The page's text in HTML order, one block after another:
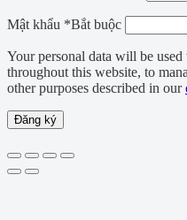
Mật khẩu *Bắt buộc
Your personal data will be
throughout this website, to
other purposes described in our
Đăng ký